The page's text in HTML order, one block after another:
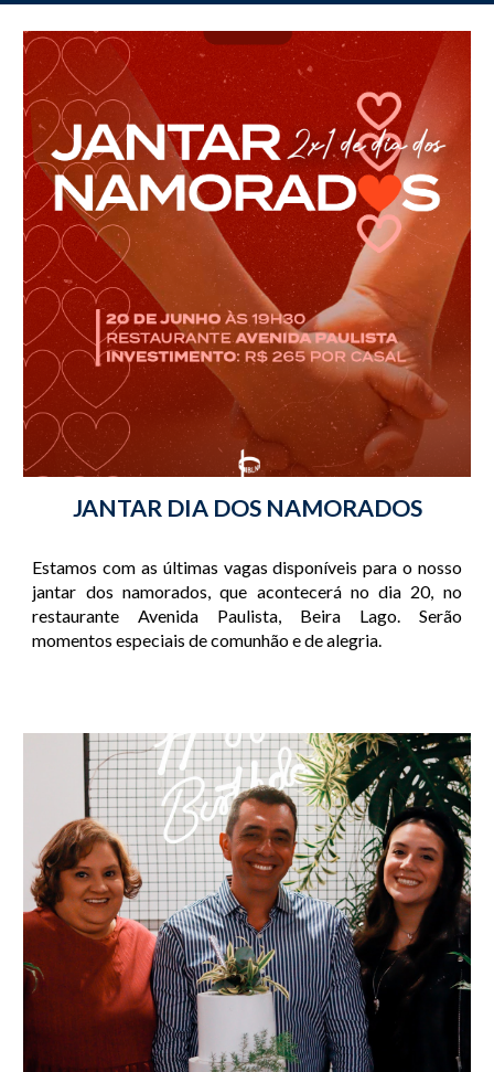
JANTAR DIA DOS NAMORADOS
Estamos com as últimas vagas disponíveis para o nosso
jantar dos namorados, que acontecerá no dia 20, no
restaurante Avenida Paulista, Beira Lago. Serão
momentos especiais de comunhão e de alegria.